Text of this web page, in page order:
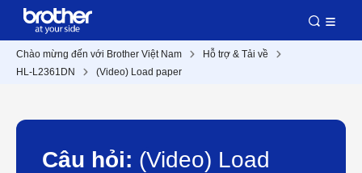
Chào mừng đến với Brother Việt Nam
Hỗ trợ & Tải về
HL-L2361DN
(Video) Load paper
Câu hỏi: (Video) Load